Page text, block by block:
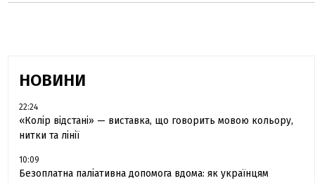
НОВИНИ
22:24
«Колір відстані» — виставка, що говорить мовою кольору,
нитки та лінії
10:09
Безоплатна паліативна допомога вдома: як українцям